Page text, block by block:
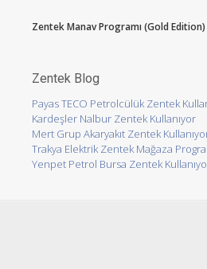
Zentek Manav Programı (Gold Edition)
Zentek Blog
Payas TECO Petrolcülük Zentek
Kardeşler Nalbur Zentek Kullanıyor
Mert Grup Akaryakıt Zentek
Trakya Elektrik Zentek Mağaza
Yenpet Petrol Bursa Zentek